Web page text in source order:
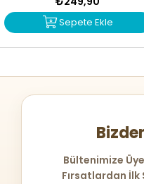
Sepete Ekle
Bültenimize
Fırsatlardan İlk